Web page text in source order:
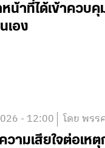
หน้าที่ได้เข้าคว
เอง
- 12:00 โดย พรร
วามเสียใจต่อเ